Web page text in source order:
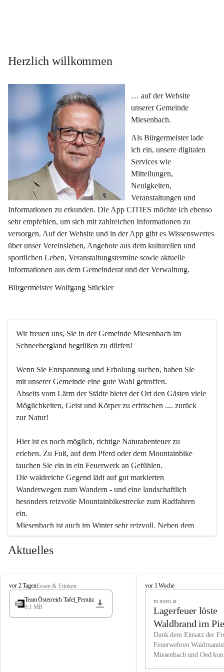
Herzlich willkommen
… auf der Website
unserer Gemeinde
Miesenbach.
Als Bürgermeister lade
ich ein, unsere digitalen
Services wie
Mitteilungen,
Neuigkeiten,
Veranstaltungen und
Informationen zu erkunden. Die App CITIES möchte ich ebenso
sehr empfehlen, um sich mit zahlreichen Informationen zu
versorgen. Auf der Website und in der App gibt es Wissenswertes
über unser Vereinsleben, Angebote aus dem kulturellen und
sportlichen Leben, Veranstaltungstermine sowie aktuelle
Informationen aus dem Gemeinderat und der Verwaltung.
Bürgermeister Wolfgang Stückler
Wir freuen uns, Sie in der Gemeinde Miesenbach im
Schneebergland begrüßen zu dürfen!
Wenn Sie Entspannung und Erholung suchen, haben Sie
mit unserer Gemeinde eine gute Wahl getroffen.
Abseits vom Lärm der Städte bietet der Ort den Gästen viele
Möglichkeiten, Geist und Körper zu erfrischen .... zurück
zur Natur!
Hier ist es noch möglich, richtige Naturabenteuer zu
erleben. Zu Fuß, auf dem Pferd oder dem Mountainbike
tauchen Sie ein in ein Feuerwerk an Gefühlen.
Die waldreiche Gegend lädt auf gut markierten
Wanderwegen zum Wandern - und eine landschaftlich
besonders reizvolle Mountainbikestrecke zum Radfahren
ein.
Miesenbach ist auch im Winter sehr reizvoll. Neben dem
Eisstockschießen gibt es auf dem nahe gelegenen Unterberg
wunderschöne Naturschneepisten, die zum Schifahren oder
vielfältige Angebot unserer Kulturvereine.
Überzeugen Sie sich selbst, dass Sie in Miesenbach sowie
in den Beherbergungsbetrieben, Gaststätten und urigen
Wir kennen Miesenbach als lebens- und liebenswerten Ort.
Tradition und Innovation werden ebenso groß geschrieben
Aktuelles
M
i
s
vor 2 TagenEssen & Trinken
Team Österreich Tafel_Pernitz
0,1 MB
M
h
vor 1 Woche
m.noen.at
Lagerfeuer löste
Waldbrand im
aus
Dank dem Einsatz der
Feuerwehren
Miesenbach und Oed